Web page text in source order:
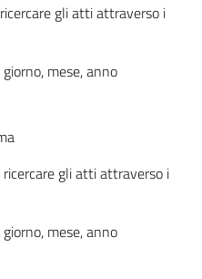
gli atti attraverso i
mese, anno
gli atti attraverso i
mese, anno